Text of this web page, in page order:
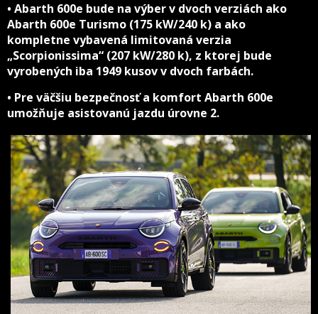
• Abarth 600e bude na výber v dvoch verziách ako
Abarth 600e Turismo (175 kW/240 k) a ako
kompletne vybavená limitovaná verzia
„Scorpionissima“ (207 kW/280 k), z ktorej bude
vyrobených iba 1949 kusov v dvoch farbách.
• Pre väčšiu bezpečnosť a komfort Abarth 600e
umožňuje asistovanú jazdu úrovne 2.